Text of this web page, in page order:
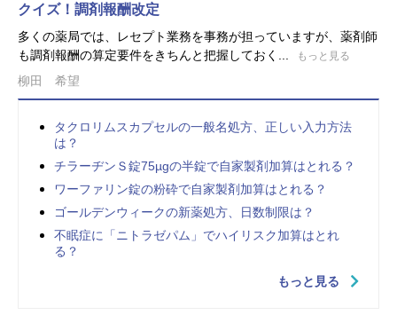
クイズ！調剤報酬改定
多くの薬局では、レセプト業務を事務が担っていますが、薬剤師
も調剤報酬の算定要件をきちんと把握しておく...
もっと見る
柳田 希望
タクロリムスカプセルの一般名処方、正しい入力方法
は？
チラーヂンＳ錠75µgの半錠で自家製剤加算はとれる？
ワーファリン錠の粉砕で自家製剤加算はとれる？
ゴールデンウィークの新薬処方、日数制限は？
不眠症に「ニトラゼパム」でハイリスク加算はとれ
る？
もっと見る